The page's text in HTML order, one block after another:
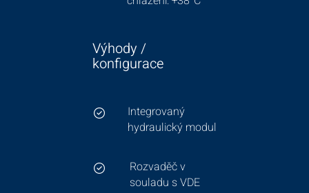
Výhody /
konfigurace
Integrovaný
hydraulický modul
Rozvaděč v
souladu s VDE